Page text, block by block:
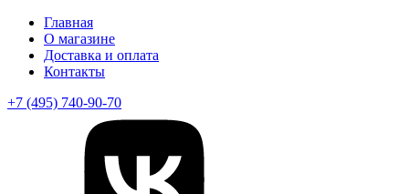
Главная
О магазине
Доставка и оплата
Контакты
+7 (495) 740-90-70